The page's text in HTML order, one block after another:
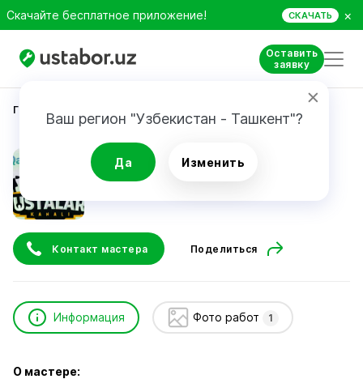
Скачайте бесплатное приложение! СКАЧАТЬ ×
Оставить
заявку
Ваш регион "Узбекистан - Ташкент"?
Да Изменить
Главная
Завкиддин
Контакт мастера Поделиться
Информация Фото работ 1
О мастере: